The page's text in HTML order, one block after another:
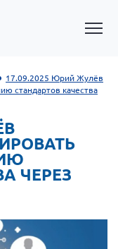
17.09.2025 Юрий Жулёв
стандартов качества
ЧЕРЕЗ